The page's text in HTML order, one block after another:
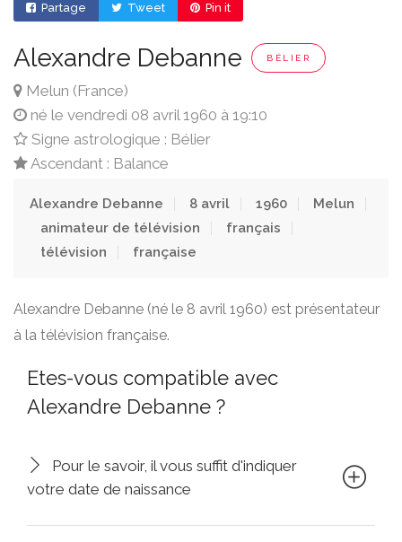
Partage Tweet Pin it
Alexandre Debanne BÉLIER
Melun (France)
né le vendredi 08 avril 1960 à 19:10
Signe astrologique : Bélier
Ascendant : Balance
Alexandre Debanne 8 avril 1960
Melun
animateur de télévision
français
télévision
française
Alexandre Debanne (né le 8 avril 1960) est présentateur
à la télévision française.
Etes-vous compatible avec
Alexandre Debanne ?
Pour le savoir, il vous suffit d'indiquer
votre date de naissance